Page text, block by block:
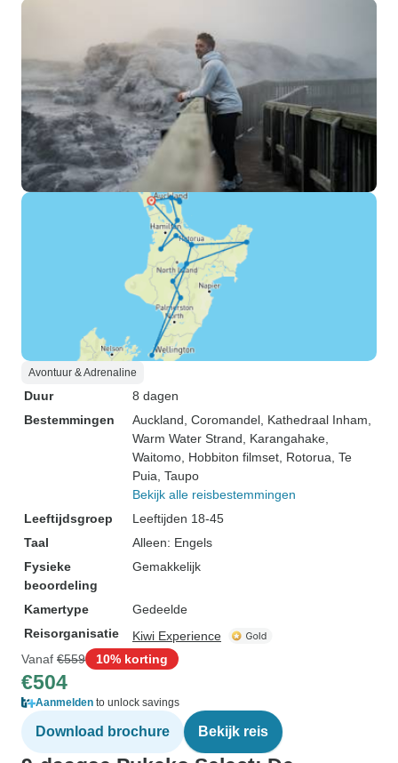
Avontuur & Adrenaline
Duur
8 dagen
Bestemmingen
Auckland , Coromandel , Kathedraal Inham
Warm Water Strand , Karangahake
Waitomo , Hobbiton filmset , Rotorua , Te
Puia , Taupo
Bekijk alle reisbestemmingen
Leeftijdsgroep
Leeftijden 18-45
Taal
Alleen: Engels
Fysieke
beoordeling
Gemakkelijk
Kamertype
Gedeelde
Reisorganisatie
Kiwi Experience
Vanaf €559 10% korting
€504
Aanmelden to unlock savings
Download brochure Bekijk reis